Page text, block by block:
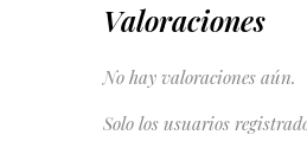
Valoraciones
No hay valoraciones aún.
Solo los usuarios